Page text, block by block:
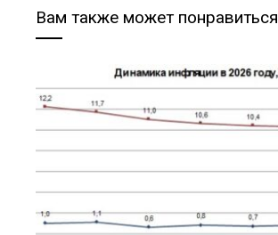
Вам также может понравиться